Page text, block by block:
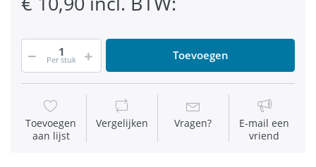
Per stuk Toevoegen
Toevoegen
aan lijst
Vergelijken Vragen?
E-mail een
vriend